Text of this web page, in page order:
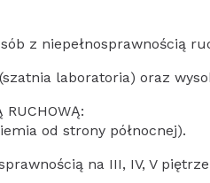
z niepełnosprawnością
laboratoria) oraz
RUCHOWĄ:
od strony północnej).
na III, IV, V